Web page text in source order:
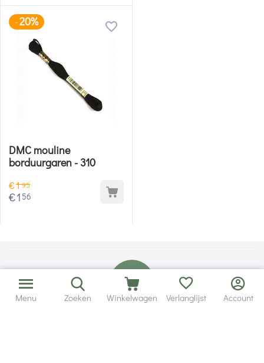
-20%
DMC mouline
borduurgaren - 310
€195
€1 56
Menu Zoeken Winkelwagen Verlanglijst Account